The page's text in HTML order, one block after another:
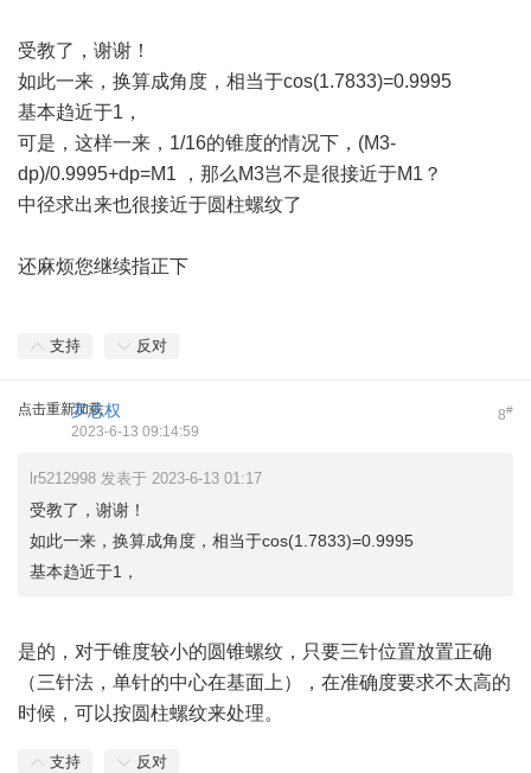
受教了，谢谢！
如此一来，换算成角度，相当于cos(1.7833)=0.9995
基本趋近于1，
可是，这样一来，1/16的锥度的情况下，(M3-
dp)/0.9995+dp=M1 ，那么M3岂不是很接近于M1？
中径求出来也很接近于圆柱螺纹了
还麻烦您继续指正下
支持 反对
点击重新加载 8#
罗志权
2023-6-13 09:14:59
lr5212998 发表于 2023-6-13 01:17
受教了，谢谢！
如此一来，换算成角度，相当于cos(1.7833)=0.9995
基本趋近于1，
是的，对于锥度较小的圆锥螺纹，只要三针位置放置正确
（三针法，单针的中心在基面上），在准确度要求不太高的
时候，可以按圆柱螺纹来处理。
支持 反对